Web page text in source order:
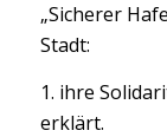
„Sicherer
Stadt:
1. ihre
erklärt.